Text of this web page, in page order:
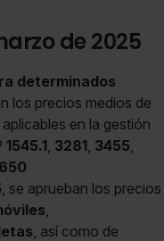
de 2025
determinados
los precios medios de
en la gestión
1545.1, 3281, 3455,
, se aprueban los precios
,
, así como de